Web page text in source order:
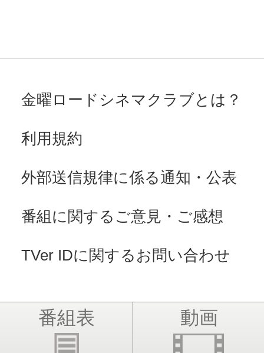
金曜ロードシネマクラブとは？
利用規約
外部送信規律に係る通知・公表
番組に関するご意見・ご感想
TVer IDに関するお問い合わせ
番組表 動画